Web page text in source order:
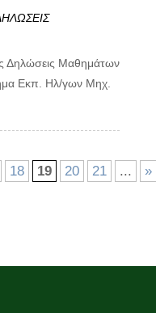
Δηλώσεις Μαθημάτων
Εκπ. Ηλ/γων Μηχ.
18 19 20 21 ...
»